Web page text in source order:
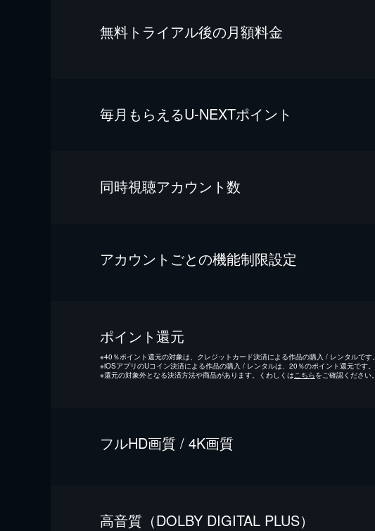
無料トライアル後の⽉額料金
毎⽉もらえるU-NEXTポイント
同時視聴アカウント数
アカウントごとの機能制限設定
ポイント還元
※40％ポイント還元の対象は、クレジットカード決済による作品の購入 / レンタルです。
※iOSアプリのUコイン決済による作品の購入 / レンタルは、20％のポイント還元です。
※還元の対象外となる決済方法や商品があります。くわしくは こちらをご確認ください。
フルHD画質 / 4K画質
⾼⾳質（DOLBY DIGITAL PLUS）